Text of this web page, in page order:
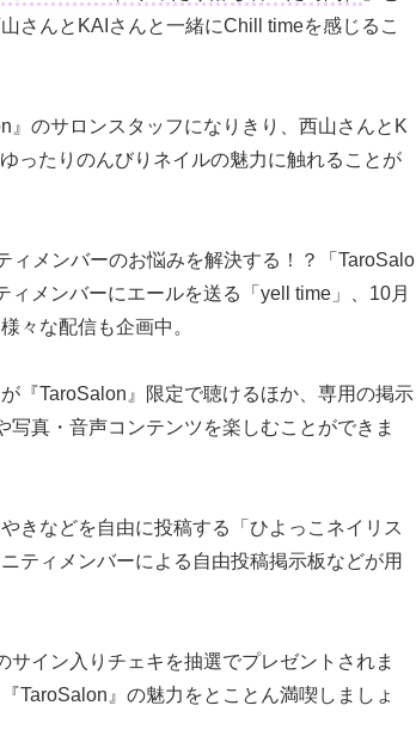
さんとKAIさんと一緒にChill timeを感じるこ
』のサロンスタッフになりきり、西山さんとK
ったりのんびりネイルの魅力に触れることが
ィメンバーのお悩みを解決する！？「TaroSalo
メンバーにエールを送る「yell time」、10月
々な配信も企画中。
『TaroSalon』限定で聴けるほか、専用の掲示
真・音声コンテンツを楽しむことができま
きなどを自由に投稿する「ひよっこネイリス
ティメンバーによる自由投稿掲示板などが用
サイン入りチェキを抽選でプレゼントされま
TaroSalon』の魅力をとことん満喫しましょ